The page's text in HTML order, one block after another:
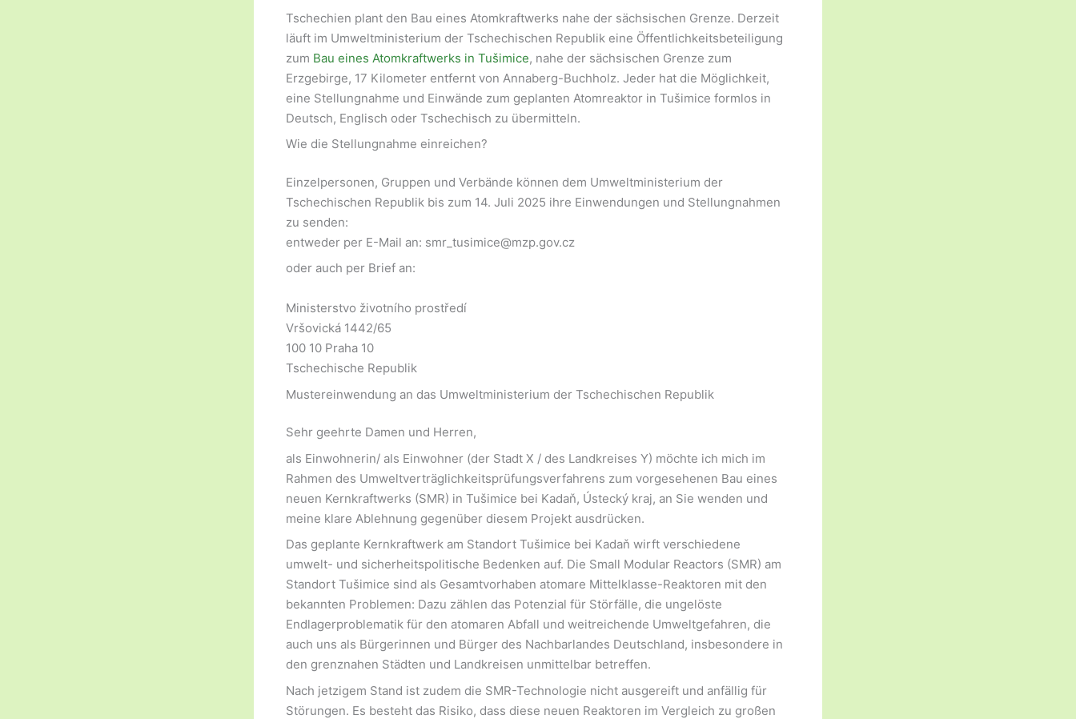
Tschechien plant den Bau eines Atomkraftwerks nahe der sächsischen Grenze. Derzeit
läuft im Umweltministerium der Tschechischen Republik eine Öffentlichkeitsbeteiligung
zum Bau eines Atomkraftwerks in Tušimice, nahe der sächsischen Grenze zum
Erzgebirge, 17 Kilometer entfernt von Annaberg-Buchholz. Jeder hat die Möglichkeit,
eine Stellungnahme und Einwände zum geplanten Atomreaktor in Tušimice formlos in
Deutsch, Englisch oder Tschechisch zu übermitteln.
Wie die Stellungnahme einreichen?
Einzelpersonen, Gruppen und Verbände können dem Umweltministerium der
Tschechischen Republik bis zum 14. Juli 2025 ihre Einwendungen und Stellungnahmen
zu senden:
entweder per E-Mail an: smr_tusimice@mzp.gov.cz
oder auch per Brief an:
Ministerstvo životního prostředí
Vršovická 1442/65
100 10 Praha 10
Tschechische Republik
Mustereinwendung an das Umweltministerium der Tschechischen Republik
Sehr geehrte Damen und Herren,
als Einwohnerin/ als Einwohner (der Stadt X / des Landkreises Y) möchte ich mich im
Rahmen des Umweltverträglichkeitsprüfungsverfahrens zum vorgesehenen Bau eines
neuen Kernkraftwerks (SMR) in Tušimice bei Kadaň, Ústecký kraj, an Sie wenden und
meine klare Ablehnung gegenüber diesem Projekt ausdrücken.
Das geplante Kernkraftwerk am Standort Tušimice bei Kadaň wirft verschiedene
umwelt- und sicherheitspolitische Bedenken auf. Die Small Modular Reactors (SMR) am
Standort Tušimice sind als Gesamtvorhaben atomare Mittelklasse-Reaktoren mit den
bekannten Problemen: Dazu zählen das Potenzial für Störfälle, die ungelöste
Endlagerproblematik für den atomaren Abfall und weitreichende Umweltgefahren, die
auch uns als Bürgerinnen und Bürger des Nachbarlandes Deutschland, insbesondere in
den grenznahen Städten und Landkreisen unmittelbar betreffen.
Nach jetzigem Stand ist zudem die SMR-Technologie nicht ausgereift und anfällig für
Störungen. Es besteht das Risiko, dass diese neuen Reaktoren im Vergleich zu großen